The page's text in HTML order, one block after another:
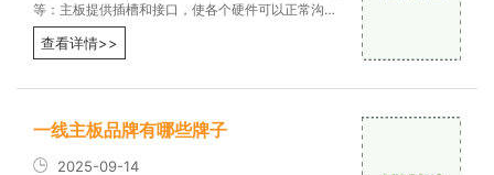
等：主板提供插槽和接口，使各个硬件可以正常沟
通。电源管理：主板负责分配电
查看详情>>
一线主板品牌有哪些牌子
2025-09-14